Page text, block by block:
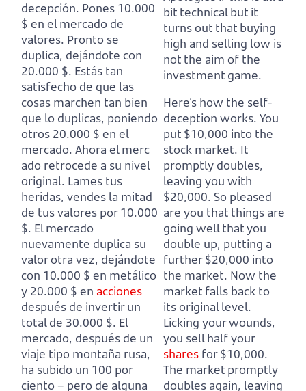
decepción. Pones 10.000
$ en el mercado de
valores. Pronto se
duplica, dejándote con
20.000 $. Estás tan
satisfecho de que las
cosas marchen tan bien
que lo duplicas, poniendo
otros 20.000 $ en el
mercado. Ahora el merc
ado retrocede a su nivel
original. Lames tus
heridas, vendes la mitad
de tus valores por 10.000
$. El mercado
nuevamente duplica su
valor otra vez, dejándote
con 10.000 $ en metálico
y 20.000 $ en acciones
después de invertir un
total de 30.000 $. El
mercado, después de un
viaje tipo montaña rusa,
ha subido un 100 por
ciento – pero de alguna
bit technical but it
turns out that buying
high and selling low is
not the aim of the
investment game.
Here’s how the self-
deception works. You
put $10,000 into the
stock market. It
promptly doubles,
leaving you with
$20,000. So pleased
are you that things are
going well that you
double up, putting a
further $20,000 into
the market. Now the
market falls back to
its original level.
Licking your wounds,
you sell half your
shares for $10,000.
The market promptly
doubles again, leaving